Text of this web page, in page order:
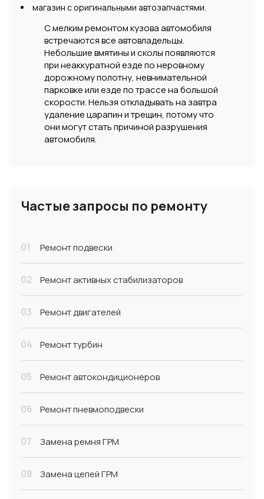
магазин с оригинальными автозапчастями.
С мелким ремонтом кузова автомобиля
встречаются все автовладельцы.
Небольшие вмятины и сколы появляются
при неаккуратной езде по неровному
дорожному полотну, невнимательной
парковке или езде по трассе на большой
скорости. Нельзя откладывать на завтра
удаление царапин и трещин, потому что
они могут стать причиной разрушения
автомобиля.
Частые запросы по ремонту
01 Ремонт подвески
02 Ремонт активных стабилизаторов
03 Ремонт двигателей
04 Ремонт турбин
05 Ремонт автокондиционеров
06 Ремонт пневмоподвески
07 Замена ремня ГРМ
08 Замена цепей ГРМ